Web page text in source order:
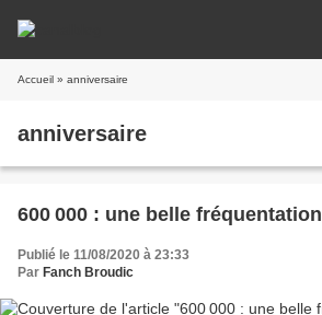
Accueil » anniversaire
anniversaire
600 000 : une belle fréquentation
Publié le 11/08/2020 à 23:33
Par Fanch Broudic